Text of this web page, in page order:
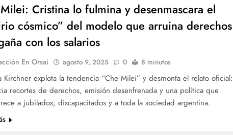
Cristina lo fulmina y desenmascara el
cósmico” del modelo que arruina derechos
con los salarios
En Orsai agosto 9, 2025 0 8 minutos
Kirchner explota la tendencia “Che Milei” y desmonta el relato oficial:
recortes de derechos, emisión desenfrenada y una política que
a jubilados, discapacitados y a toda la sociedad argentina.